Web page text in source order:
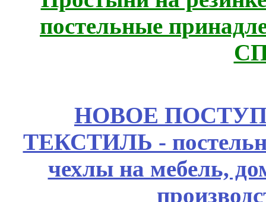
постельные
НОВОЕ
ТЕКСТИЛЬ -
чехлы на мебель,